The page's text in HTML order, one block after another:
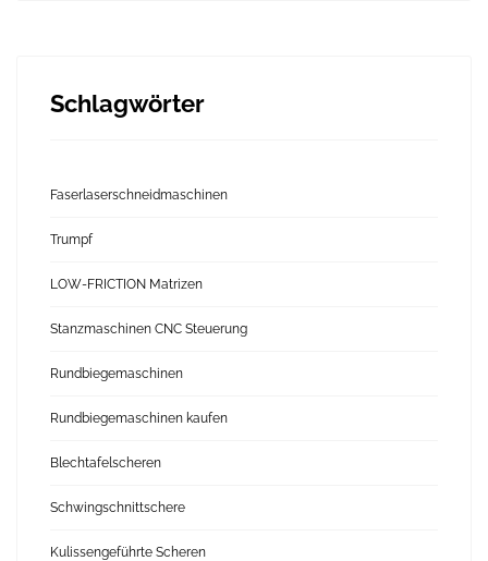
Schlagwörter
Faserlaserschneidmaschinen
Trumpf
LOW-FRICTION Matrizen
Stanzmaschinen CNC Steuerung
Rundbiegemaschinen
Rundbiegemaschinen kaufen
Blechtafelscheren
Schwingschnittschere
Kulissengeführte Scheren